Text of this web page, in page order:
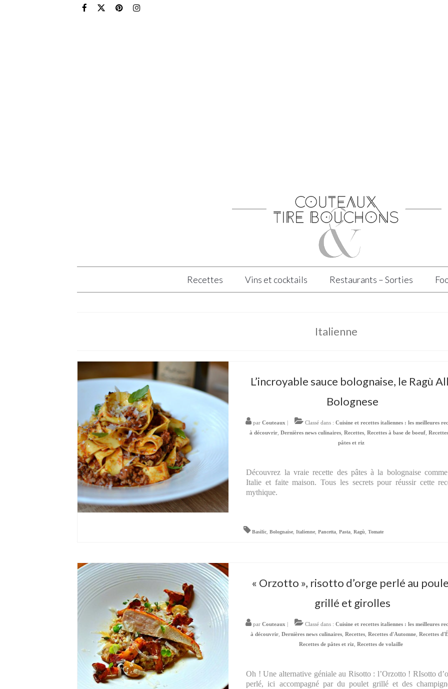
Recettes Vins et cocktails Restaurants – Sorties
Italienne
L’incroyable sauce bolognaise, le Ragù
Bolognese
par Couteaux | Classé dans : Cuisine et recettes italiennes : les meilleures
à découvrir, Dernières news culinaires, Recettes, Recettes à base de boeuf,
pâtes et riz
Découvrez la vraie recette des pâtes à la bolognaise
Italie et faite maison. Tous les secrets pour réussir cette
mythique.
Basilic ,Bolognaise ,Italienne ,Pancetta ,Pasta ,Ragù ,Tomate
« Orzotto », risotto d’orge perlé au
grillé et girolles
par Couteaux | Classé dans : Cuisine et recettes italiennes : les meilleures
à découvrir, Dernières news culinaires, Recettes, Recettes d'Automne, Recettes
Recettes de pâtes et riz ,Recettes de volaille
Oh ! Une alternative géniale au Risotto : l’Orzotto ! RIsotto
perlé, ici accompagné par du poulet grillé et des